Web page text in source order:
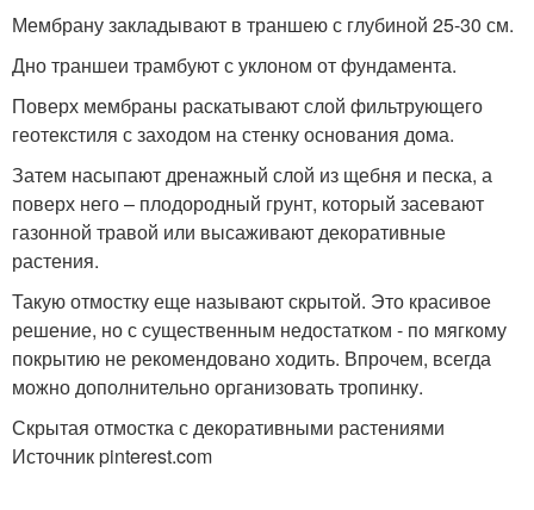
Мембрану закладывают в траншею с глубиной 25-30 см.
Дно траншеи трамбуют с уклоном от фундамента.
Поверх мембраны раскатывают слой фильтрующего
геотекстиля с заходом на стенку основания дома.
Затем насыпают дренажный слой из щебня и песка, а
поверх него – плодородный грунт, который засевают
газонной травой или высаживают декоративные
растения.
Такую отмостку еще называют скрытой. Это красивое
решение, но с существенным недостатком - по мягкому
покрытию не рекомендовано ходить. Впрочем, всегда
можно дополнительно организовать тропинку.
Скрытая отмостка с декоративными растениями
Источник pinterest.com